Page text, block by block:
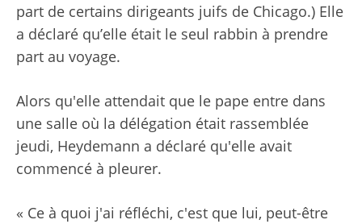
part de certains dirigeants juifs de Chicago.) Elle
a déclaré qu’elle était le seul rabbin à prendre
part au voyage.
Alors qu'elle attendait que le pape entre dans
une salle où la délégation était rassemblée
jeudi, Heydemann a déclaré qu'elle avait
commencé à pleurer.
« Ce à quoi j'ai réfléchi, c'est que lui, peut-être